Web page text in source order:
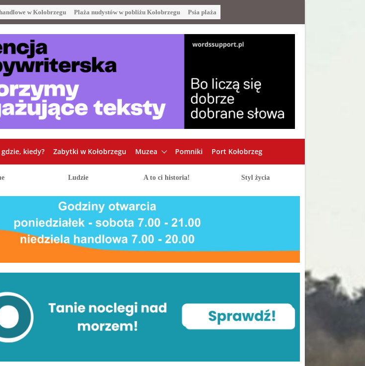
w Kołobrzegu Plaża nudystów w pobliżu Kołobrzegu Psia plaża
gdzie, kiedy? Zabytki w Kołobrzegu Muzea Pomniki Port Kołobrzeg
Ludzie A to ci historia! Styl życia